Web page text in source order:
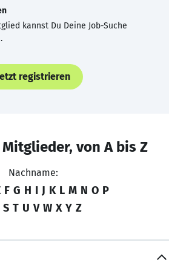
kannst Du Deine Job-Suche
registrieren
Mitglieder, von A bis Z
Nachname:
F G H I J K L M N O P
S T U V W X Y Z